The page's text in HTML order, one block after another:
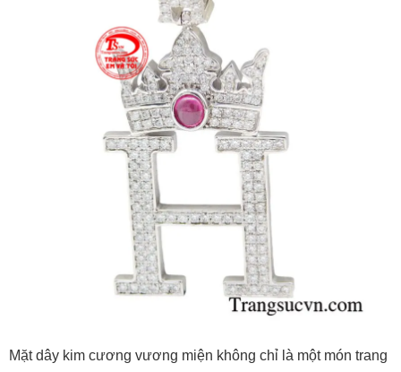
Mặt dây kim cương vương miện không chỉ là một món trang